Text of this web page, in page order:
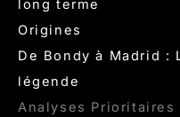
long terme
Origines
De Bondy à Madrid :
légende
Analyses Prioritaires